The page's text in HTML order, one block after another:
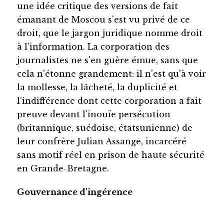
une idée critique des versions de fait
émanant de Moscou s'est vu privé de ce
droit, que le jargon juridique nomme droit
à l'information. La corporation des
journalistes ne s'en guère émue, sans que
cela n'étonne grandement: il n'est qu'à voir
la mollesse, la lâcheté, la duplicité et
l'indifférence dont cette corporation a fait
preuve devant l'inouïe persécution
(britannique, suédoise, étatsunienne) de
leur confrère Julian Assange, incarcéré
sans motif réel en prison de haute sécurité
en Grande-Bretagne.
Gouvernance d'ingérence